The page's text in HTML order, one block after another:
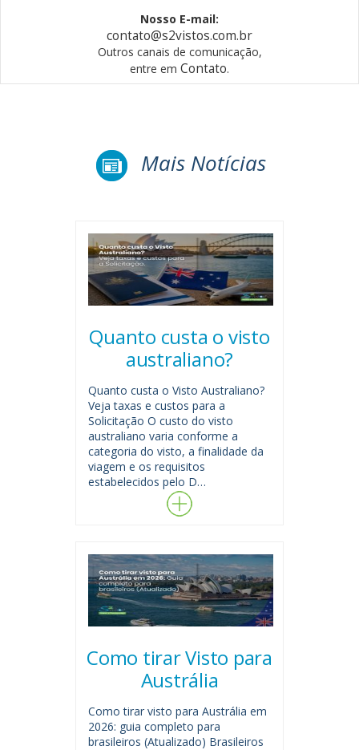
Nosso E-mail:
contato@s2vistos.com.br
Outros canais de comunicação,
entre em Contato.
Mais Notícias
Quanto custa o visto
australiano?
Quanto custa o Visto Australiano?
Veja taxas e custos para a
Solicitação O custo do visto
australiano varia conforme a
categoria do visto, a finalidade da
viagem e os requisitos
estabelecidos pelo D…
Como tirar Visto para
Austrália
Como tirar visto para Austrália em
2026: guia completo para
brasileiros (Atualizado) Brasileiros